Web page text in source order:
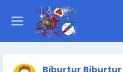
Biburtur Biburtur